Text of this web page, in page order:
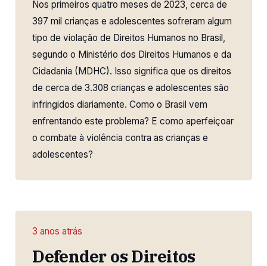
Nos primeiros quatro meses de 2023, cerca de
397 mil crianças e adolescentes sofreram algum
tipo de violação de Direitos Humanos no Brasil,
segundo o Ministério dos Direitos Humanos e da
Cidadania (MDHC). Isso significa que os direitos
de cerca de 3.308 crianças e adolescentes são
infringidos diariamente. Como o Brasil vem
enfrentando este problema? E como aperfeiçoar
o combate à violência contra as crianças e
adolescentes?
3 anos atrás
Defender os Direitos